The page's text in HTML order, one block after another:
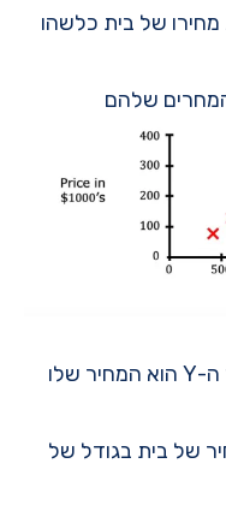
מחירו של בית כלשהו
שלהם
ציר ה-X שלנו הוא גודל הבית, וציר ה-Y הוא המחיר שלו
של בית בגודל של